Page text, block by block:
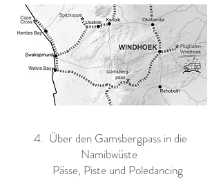
4. Über den Gamsbergpass in die
Namibwüste
Pässe, Piste und Poledancing